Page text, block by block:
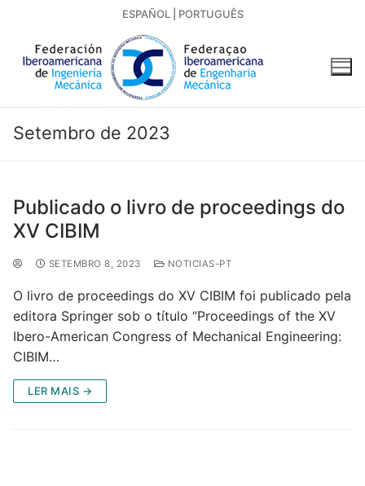
ESPAÑOL PORTUGUÊS
Setembro de 2023
Publicado o livro de proceedings do
XV CIBIM
SETEMBRO 8, 2023 NOTICIAS-PT
O livro de proceedings do XV CIBIM foi publicado pela
editora Springer sob o título “Proceedings of the XV
Ibero-American Congress of Mechanical Engineering:
CIBIM…
LER MAIS →